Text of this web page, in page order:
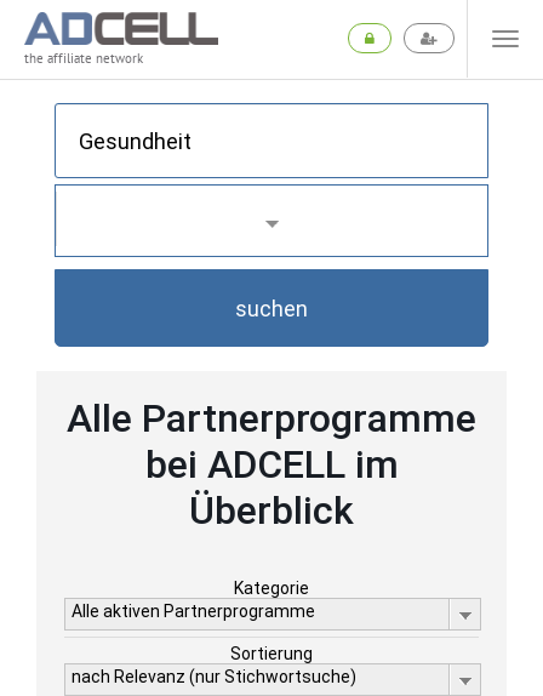
the affiliate network
suchen
Alle Partnerprogramme
bei ADCELL im
Überblick
Kategorie
Alle aktiven Partnerprogramme
Sortierung
nach Relevanz (nur Stichwortsuche)